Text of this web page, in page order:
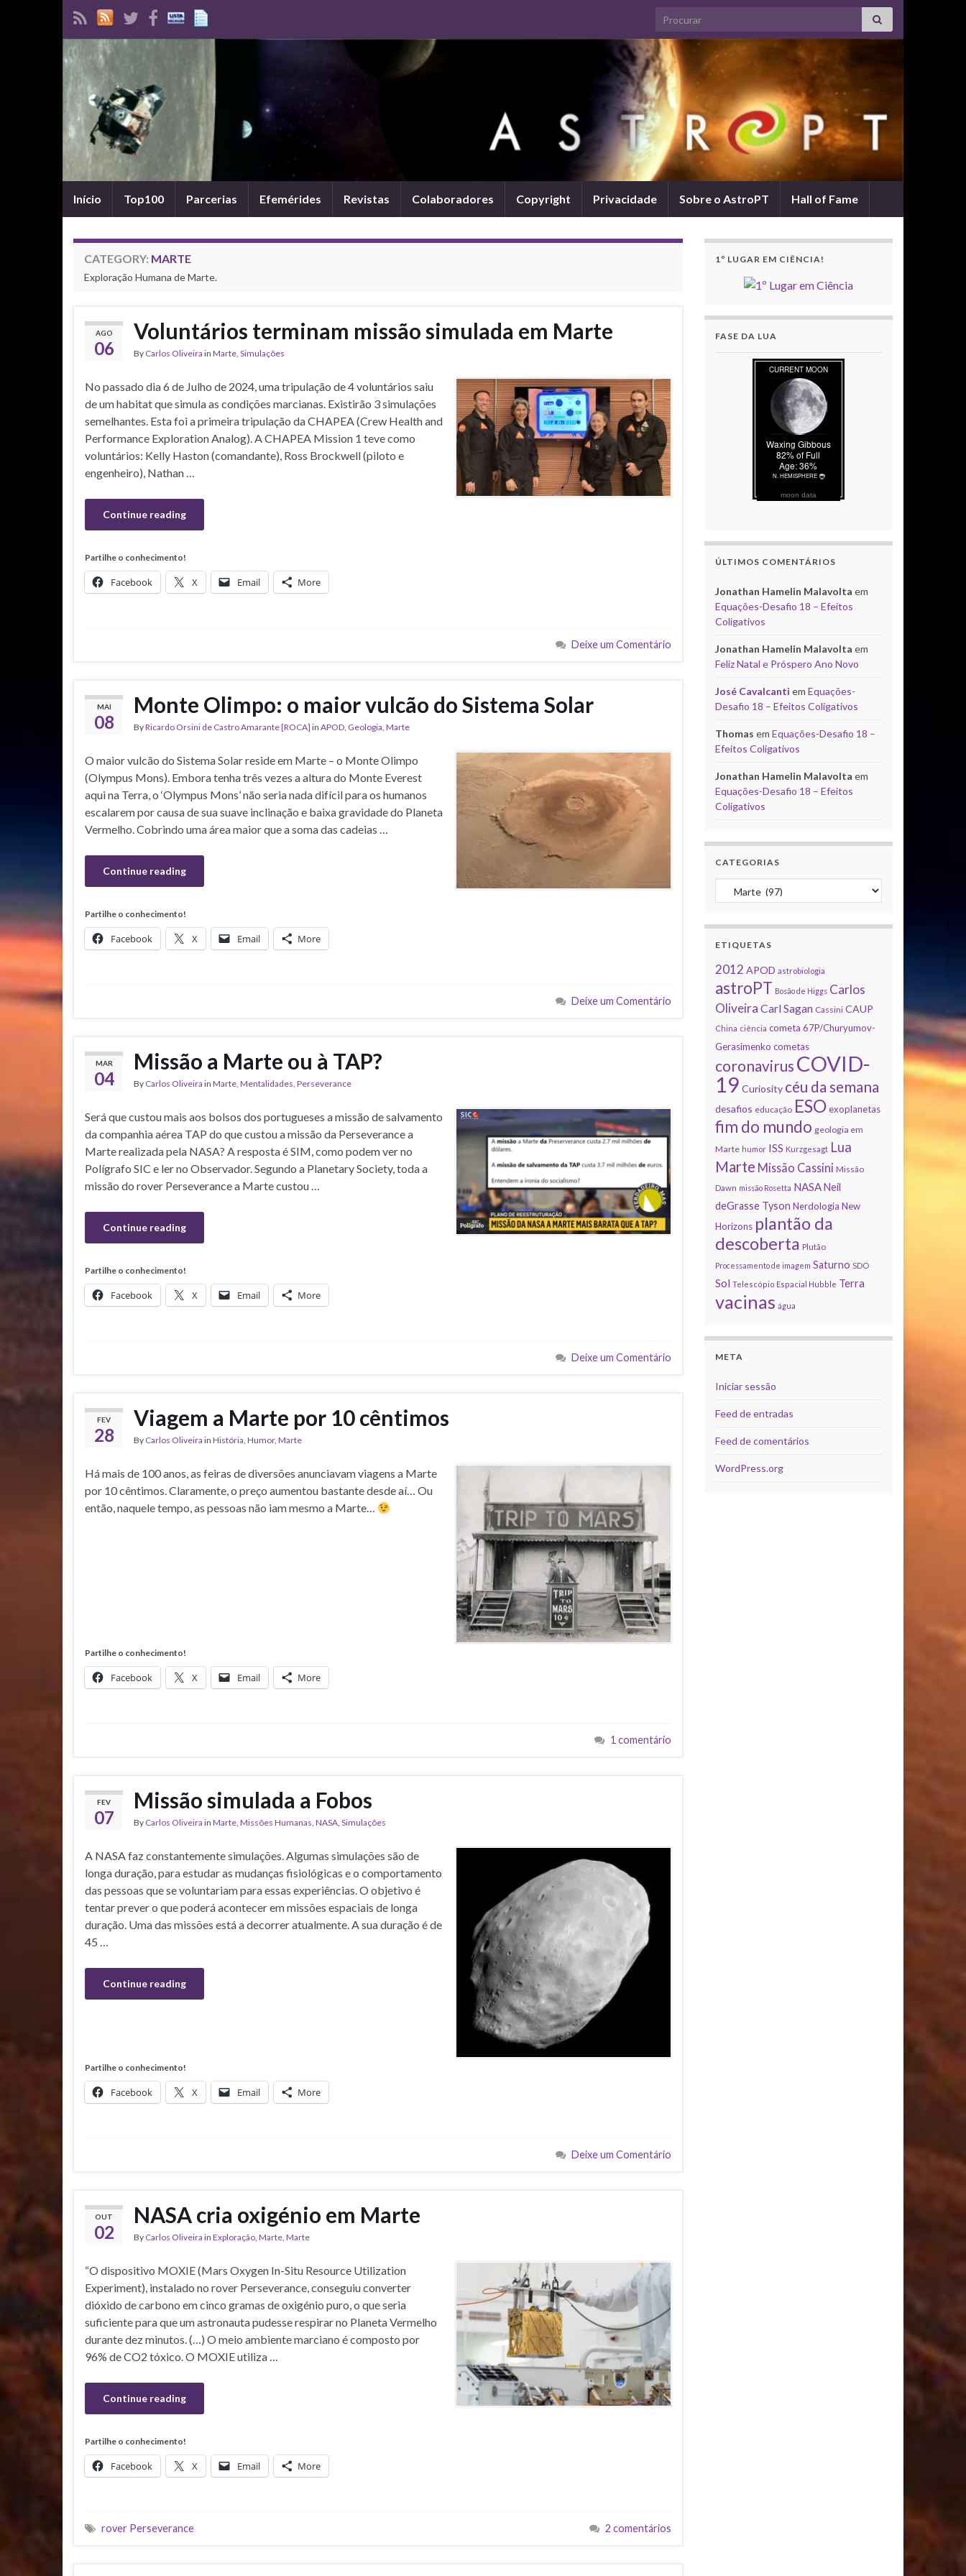
Search for:
Início Top100 Parcerias Efemérides Revistas Colaboradores Copyright Privacidade Sobre o AstroPT Hall of Fame
CATEGORY: MARTE
Exploração Humana de Marte.
AGO
06
Voluntários terminam missão simulada em Marte
By Carlos Oliveira in Marte, Simulações
No passado dia 6 de Julho de 2024, uma tripulação de 4 voluntários saiu
de um habitat que simula as condições marcianas. Existirão 3 simulações
semelhantes. Esta foi a primeira tripulação da CHAPEA (Crew Health and
Performance Exploration Analog). A CHAPEA Mission 1 teve como
voluntários: Kelly Haston (comandante), Ross Brockwell (piloto e
engenheiro), Nathan …
Continue reading
Partilhe o conhecimento!
Facebook X Email More
Deixe um Comentário
MAI
08
Monte Olimpo: o maior vulcão do Sistema Solar
ByRicardo Orsini de Castro Amarante [ROCA] in APOD, Geologia, Marte
O maior vulcão do Sistema Solar reside em Marte – o Monte Olimpo
(Olympus Mons). Embora tenha três vezes a altura do Monte Everest
aqui na Terra, o ‘Olympus Mons’ não seria nada difícil para os humanos
escalarem por causa de sua suave inclinação e baixa gravidade do Planeta
Vermelho. Cobrindo uma área maior que a soma das cadeias …
Continue reading
Partilhe o conhecimento!
Facebook X Email More
Deixe um Comentário
MAR
04
Missão a Marte ou à TAP?
By Carlos Oliveira in Marte, Mentalidades, Perseverance
Será que custou mais aos bolsos dos portugueses a missão de salvamento
da companhia aérea TAP do que custou a missão da Perseverance a
Marte realizada pela NASA? A resposta é SIM, como podem ver no
Polígrafo SIC e ler no Observador. Segundo a Planetary Society, toda a
missão do rover Perseverance a Marte custou …
Continue reading
Partilhe o conhecimento!
Facebook X Email More
Deixe um Comentário
FEV
28
Viagem a Marte por 10 cêntimos
By Carlos Oliveira in História, Humor, Marte
Há mais de 100 anos, as feiras de diversões anunciavam viagens a Marte
por 10 cêntimos. Claramente, o preço aumentou bastante desde aí… Ou
então, naquele tempo, as pessoas não iam mesmo a Marte…
Partilhe o conhecimento!
Facebook X Email More
1 comentário
FEV
07
Missão simulada a Fobos
By Carlos Oliveira in Marte, Missões Humanas, NASA, Simulações
A NASA faz constantemente simulações. Algumas simulações são de
longa duração, para estudar as mudanças fisiológicas e o comportamento
das pessoas que se voluntariam para essas experiências. O objetivo é
tentar prever o que poderá acontecer em missões espaciais de longa
duração. Uma das missões está a decorrer atualmente. A sua duração é de
45 …
Continue reading
Partilhe o conhecimento!
Facebook X Email More
Deixe um Comentário
OUT
02
NASA cria oxigénio em Marte
By Carlos Oliveira in Exploração, Marte, Marte
“O dispositivo MOXIE (Mars Oxygen In-Situ Resource Utilization
Experiment), instalado no rover Perseverance, conseguiu converter
dióxido de carbono em cinco gramas de oxigénio puro, o que seria
suficiente para que um astronauta pudesse respirar no Planeta Vermelho
durante dez minutos. (…) O meio ambiente marciano é composto por
96% de CO2 tóxico. O MOXIE utiliza …
Continue reading
Partilhe o conhecimento!
Facebook X Email More
rover Perseverance 2 comentários
1º LUGAR EM CIÊNCIA!
FASE DA LUA
moon data
ÚLTIMOS COMENTÁRIOS
Jonathan Hamelin Malavolta em
Equações-Desafio 18 – Efeitos
Coligativos
Jonathan Hamelin Malavolta em
Feliz Natal e Próspero Ano Novo
José Cavalcanti em Equações-
Desafio 18 – Efeitos Coligativos
Thomas em Equações-Desafio 18 –
Efeitos Coligativos
Jonathan Hamelin Malavolta em
Equações-Desafio 18 – Efeitos
Coligativos
CATEGORIAS
Categorias
ETIQUETAS
2012 APOD astrobiologia
astroPT Bosão de Higgs Carlos
Oliveira Carl Sagan Cassini CAUP
China ciência cometa 67P/Churyumov-
Gerasimenko cometas
coronavirus COVID-
19 Curiosity céu da semana
desafios educação ESO exoplanetas
fim do mundo geologia em
Marte humor ISS Kurzgesagt Lua
Marte Missão Cassini Missão
Dawn missão Rosetta NASA Neil
deGrasse Tyson Nerdologia New
Horizons plantão da
descoberta Plutão
Processamento de imagem Saturno SDO
Sol Telescópio Espacial Hubble Terra
vacinas água
META
Iniciar sessão
Feed de entradas
Feed de comentários
WordPress.org